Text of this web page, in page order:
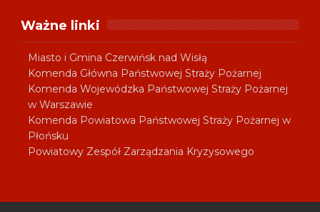
Ważne linki
Miasto i Gmina Czerwińsk nad Wisłą
Komenda Główna Państwowej Straży Pożarnej
Komenda Wojewódzka Państwowej Straży Pożarnej
w Warszawie
Komenda Powiatowa Państwowej Straży Pożarnej w
Płońsku
Powiatowy Zespół Zarządzania Kryzysowego